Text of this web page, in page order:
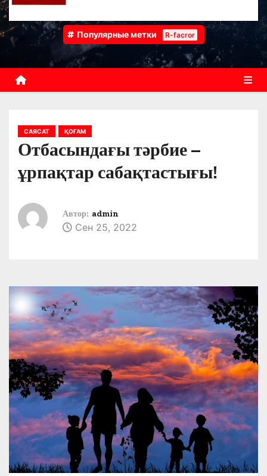
Популярные метки R-facror
САЯСАТ ҚОҒАМ
Отбасындағы тәрбие –
ұрпақтар сабақтастығы!
Автор: admin
Сен 25, 2022